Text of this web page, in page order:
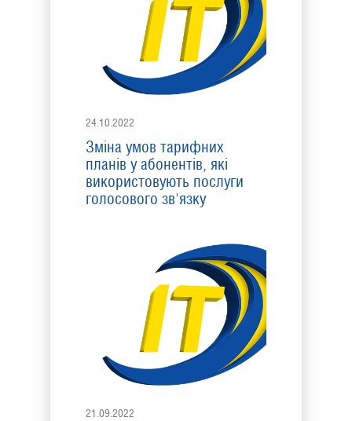
24.10.2022
Зміна умов тарифних
планів у абонентів, які
використовують послуги
голосового зв'язку
21.09.2022